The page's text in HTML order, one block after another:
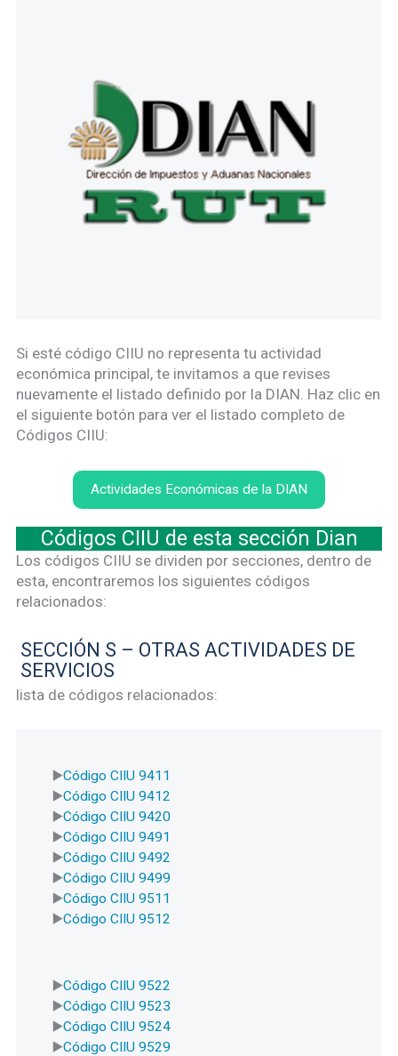
Si esté código CIIU no representa tu actividad
económica principal, te invitamos a que revises
nuevamente el listado definido por la DIAN. Haz clic en
el siguiente botón para ver el listado completo de
Códigos CIIU:
Actividades Económicas de la DIAN
Códigos CIIU de esta sección Dian
Los códigos CIIU se dividen por secciones, dentro de
esta, encontraremos los siguientes códigos
relacionados:
SECCIÓN S – OTRAS ACTIVIDADES DE
SERVICIOS
lista de códigos relacionados:
Código CIIU 9411
Código CIIU 9412
Código CIIU 9420
Código CIIU 9491
Código CIIU 9492
Código CIIU 9499
Código CIIU 9511
Código CIIU 9512
Código CIIU 9522
Código CIIU 9523
Código CIIU 9524
Código CIIU 9529